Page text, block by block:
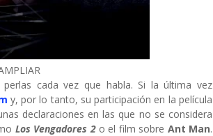
perlas cada vez que habla. Si la última vez
y, por lo tanto, su participación en la película
declaraciones en las que no se considera
Los Vengadores 2o el film sobre Ant Man.